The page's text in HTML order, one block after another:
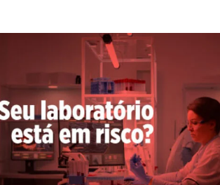
Seu laboratório está em risco?